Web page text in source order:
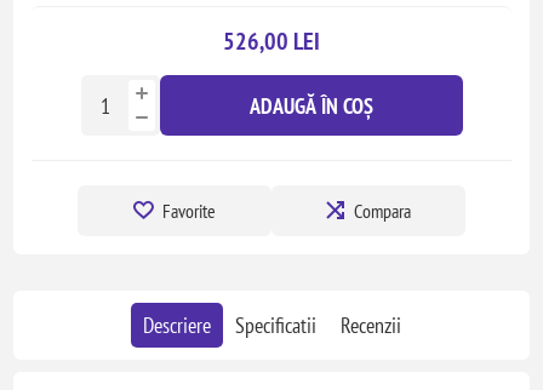
526,00 LEI
ADAUGĂ ÎN COȘ
Favorite Compara
Descriere Specificatii Recenzii